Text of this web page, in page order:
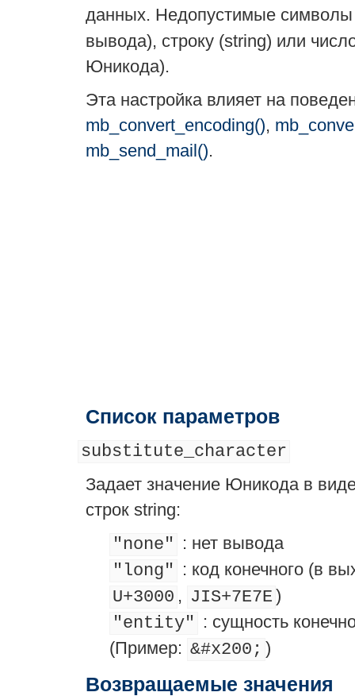
данных. Недопустимые
вывода), строку (string) или
Юникода).
Эта настройка влияет на
mb_convert_encoding(),
mb_send_mail().
Список параметров
substitute_character
Задает значение Юникода в
строк string:
"none" : нет вывода
"long" : код конечного (в
U+3000 , JIS+7E7E )
"entity" : сущность
(Пример: &#x200; )
Возвращаемые значения